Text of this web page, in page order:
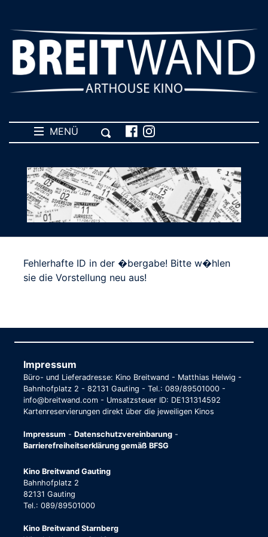
MENÜ
Fehlerhafte ID in der �bergabe! Bitte w�hlen
sie die Vorstellung neu aus!
Impressum
Büro- und Lieferadresse: Kino Breitwand - Matthias Helwig -
Bahnhofplatz 2 - 82131 Gauting - Tel.: 089/89501000 -
info@breitwand.com - Umsatzsteuer ID: DE131314592
Kartenreservierungen direkt über die jeweiligen Kinos
Impressum - Datenschutzvereinbarung -
Barrierefreiheitserklärung gemäß BFSG
Kino Breitwand Gauting
Bahnhofplatz 2
82131 Gauting
Tel.: 089/89501000
Kino Breitwand Starnberg